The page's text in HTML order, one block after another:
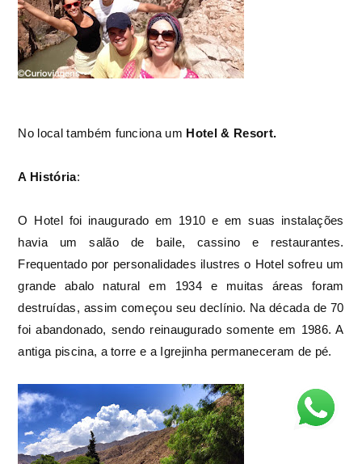
No local também funciona um Hotel & Resort.
A História:
O Hotel foi inaugurado em 1910 e em suas instalações
havia um salão de baile, cassino e restaurantes.
Frequentado por personalidades ilustres o Hotel sofreu um
grande abalo natural em 1934 e muitas áreas foram
destruídas, assim começou seu declínio. Na década de 70
foi abandonado, sendo reinaugurado somente em 1986. A
antiga piscina, a torre e a Igrejinha permaneceram de pé.